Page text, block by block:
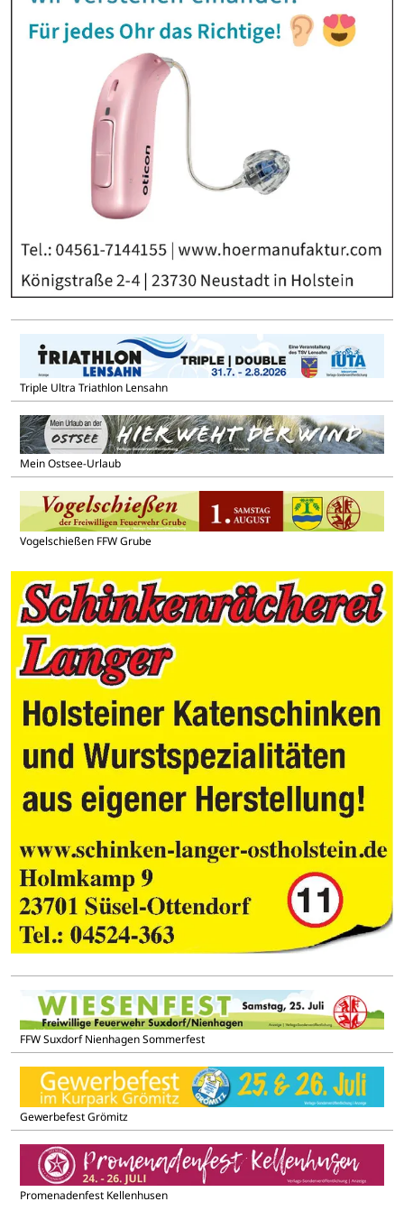
Triple Ultra Triathlon Lensahn
Mein Ostsee-Urlaub
Vogelschießen FFW Grube
FFW Suxdorf Nienhagen Sommerfest
Gewerbefest Grömitz
Promenadenfest Kellenhusen